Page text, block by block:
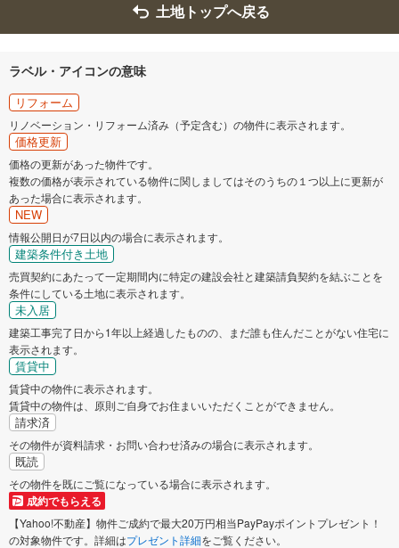
土地トップへ戻る
ラベル・アイコンの意味
リフォーム
リノベーション・リフォーム済み（予定含む）の物件に表示されます。
価格更新
価格の更新があった物件です。
複数の価格が表示されている物件に関しましてはそのうちの１つ以上に更新が
あった場合に表示されます。
NEW
情報公開日が7日以内の場合に表示されます。
建築条件付き土地
売買契約にあたって一定期間内に特定の建設会社と建築請負契約を結ぶことを
条件にしている土地に表示されます。
未入居
建築工事完了日から1年以上経過したものの、まだ誰も住んだことがない住宅に
表示されます。
賃貸中
賃貸中の物件に表示されます。
賃貸中の物件は、原則ご自身でお住まいいただくことができません。
請求済
その物件が資料請求・お問い合わせ済みの場合に表示されます。
既読
その物件を既にご覧になっている場合に表示されます。
成約でもらえる
【Yahoo!不動産】物件ご成約で最大20万円相当PayPayポイントプレゼント！
の対象物件です。詳細はプレゼント詳細をご覧ください。